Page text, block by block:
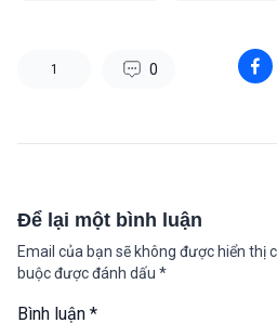
1 0
Để lại một bình luận
Email của bạn sẽ không được hiển thị
buộc được đánh dấu *
Bình luận *